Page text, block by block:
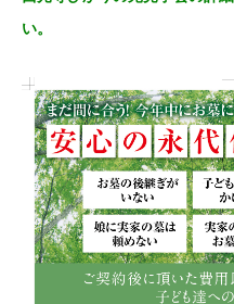
い。